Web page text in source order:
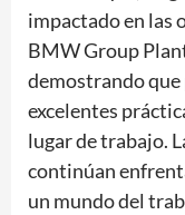
impactado en las
BMW Group
demostrando
excelentes
lugar de trabajo.
continúan
un mundo del